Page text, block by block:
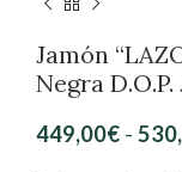
Jamón
Negra D.O.P.
449,00€ -